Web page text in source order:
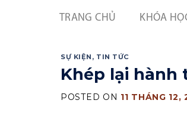
TRANG CHỦ KHÓA
SỰ KIỆN , TIN TỨC
Khép lại hành
POSTED ON 11 THÁNG 12,